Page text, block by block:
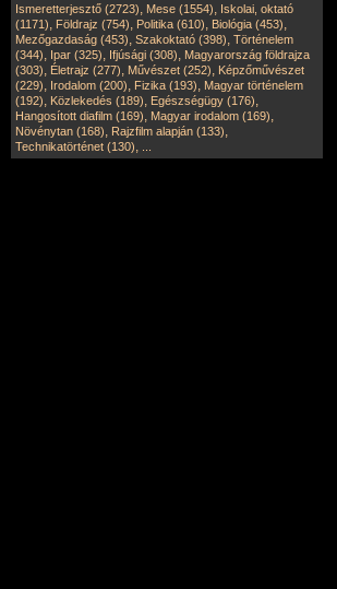
Ismeretterjesztő (2723), Mese (1554), Iskolai, oktató
(1171), Földrajz (754), Politika (610), Biológia (453),
Mezőgazdaság (453), Szakoktató (398), Történelem
(344), Ipar (325), Ifjúsági (308), Magyarország földrajza
(303), Életrajz (277), Művészet (252), Képzőművészet
(229), Irodalom (200), Fizika (193), Magyar történelem
(192), Közlekedés (189), Egészségügy (176),
Hangosított diafilm (169), Magyar irodalom (169),
Növénytan (168), Rajzfilm alapján (133),
Technikatörténet (130),